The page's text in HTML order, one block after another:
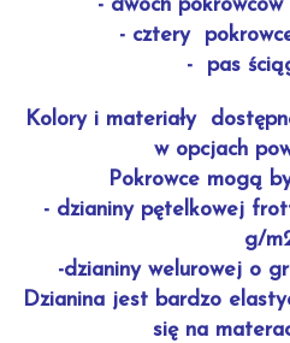
- dwóch
- cztery
- pas
Kolory i materiały
w opcjach
Pokrowce mogą
- dzianiny pętelkowej
g/
-dzianiny welurowej o
Dzianina jest bardzo
się na